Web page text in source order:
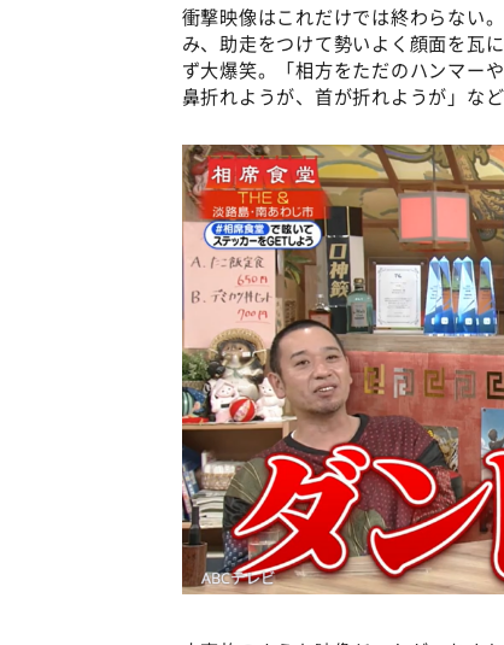
衝撃映像はこれだけでは終わらない
み、助走をつけて勢いよく顔面を瓦
ず大爆笑。「相方をただのハンマー
鼻折れようが、首が折れようが」など